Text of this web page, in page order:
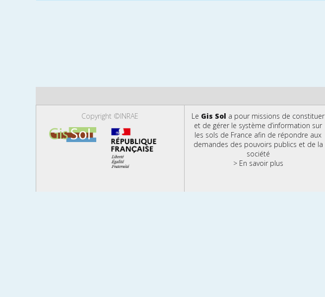
Copyright ©INRAE Le Gis Sol a pour missions de constituer
et de gérer le système d’information sur
les sols de France afin de répondre aux
demandes des pouvoirs publics et de la
société
> En savoir plus